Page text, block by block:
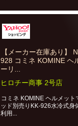
【メーカー在庫あり】
928 コミネ KOMINE ヘ
ーリ...
ヒロチー商事 2号店
コミネ KOMINE ヘルメッ
ッド別売りKK-926水冷式身
利用...